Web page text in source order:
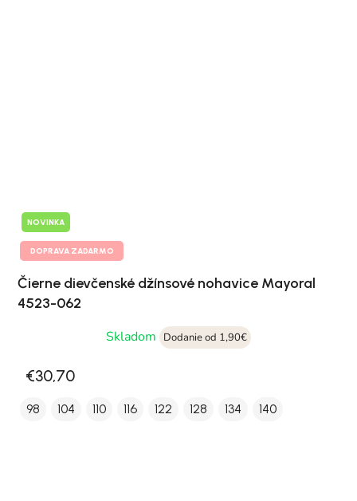
NOVINKA
DOPRAVA ZADARMO
Čierne dievčenské džínsové nohavice Mayoral
4523-062
Skladom
Dodanie od 1,90€
€30,70
98 104 110 116 122 128 134 140